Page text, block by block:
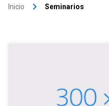
Inicio keyboard_arrow_right Seminarios